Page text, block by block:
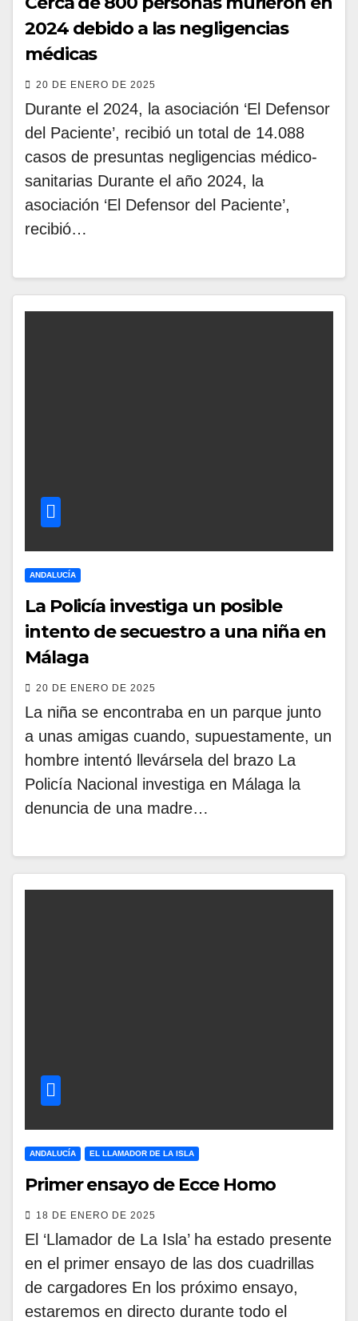
2024 debido a las negligencias
médicas
20 DE ENERO DE 2025
Durante el 2024, la asociación ‘El Defensor
del Paciente’, recibió un total de 14.088
casos de presuntas negligencias médico-
sanitarias Durante el año 2024, la
asociación ‘El Defensor del Paciente’,
recibió…
ANDALUCÍA
La Policía investiga un posible
intento de secuestro a una niña en
Málaga
20 DE ENERO DE 2025
La niña se encontraba en un parque junto
a unas amigas cuando, supuestamente, un
hombre intentó llevársela del brazo La
Policía Nacional investiga en Málaga la
denuncia de una madre…
ANDALUCÍA EL LLAMADOR DE LA ISLA
Primer ensayo de Ecce Homo
18 DE ENERO DE 2025
El ‘Llamador de La Isla’ ha estado presente
en el primer ensayo de las dos cuadrillas
de cargadores En los próximo ensayo,
estaremos en directo durante todo el